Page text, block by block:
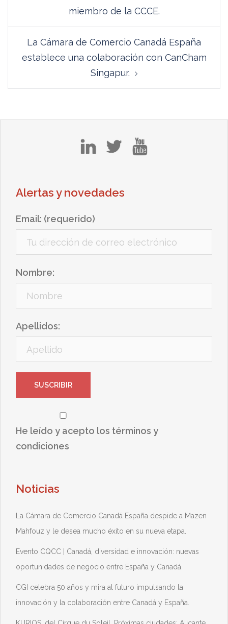
miembro de la CCCE.
La Cámara de Comercio Canadá España
establece una colaboración con CanCham
Singapur.
Alertas y novedades
Email: (requerido)
Nombre:
Apellidos:
He leído y acepto los términos y
condiciones
Noticias
La Cámara de Comercio Canadá España despide a Mazen
Mahfouz y le desea mucho éxito en su nueva etapa.
Evento CQCC | Canadá, diversidad e innovación: nuevas
oportunidades de negocio entre España y Canadá.
CGI celebra 50 años y mira al futuro impulsando la
innovación y la colaboración entre Canadá y España.